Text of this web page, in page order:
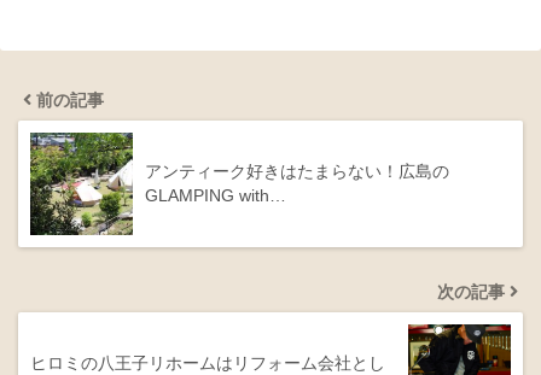
前の記事
アンティーク好きはたまらない！広島の
GLAMPING with…
次の記事
ヒロミの八王子リホームはリフォーム会社とし